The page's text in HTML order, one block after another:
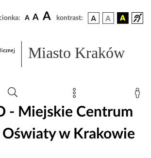
A A A kontrast:
Miasto Kraków
- Miejskie Centrum
Oświaty w Krakowie